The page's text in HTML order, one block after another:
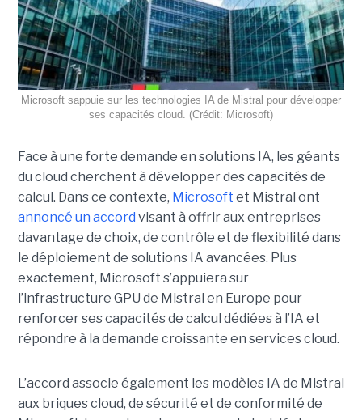
Microsoft sappuie sur les technologies IA de Mistral pour développer
ses capacités cloud. (Crédit: Microsoft)
Face à une forte demande en solutions IA, les géants
du cloud cherchent à développer des capacités de
calcul. Dans ce contexte, Microsoft et Mistral ont
annoncé un accord visant à offrir aux entreprises
davantage de choix, de contrôle et de flexibilité dans
le déploiement de solutions IA avancées. Plus
exactement, Microsoft s’appuiera sur
l’infrastructure GPU de Mistral en Europe pour
renforcer ses capacités de calcul dédiées à l’IA et
répondre à la demande croissante en services cloud.
L’accord associe également les modèles IA de Mistral
aux briques cloud, de sécurité et de conformité de